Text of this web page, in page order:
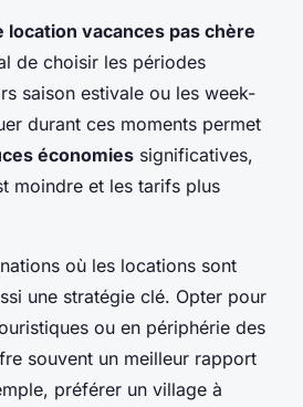
location vacances pas chère
de choisir les périodes
saison estivale ou les week-
durant ces moments permet
économies significatives,
moindre et les tarifs plus
où les locations sont
une stratégie clé. Opter pour
ou en périphérie des
souvent un meilleur rapport
préférer un village à